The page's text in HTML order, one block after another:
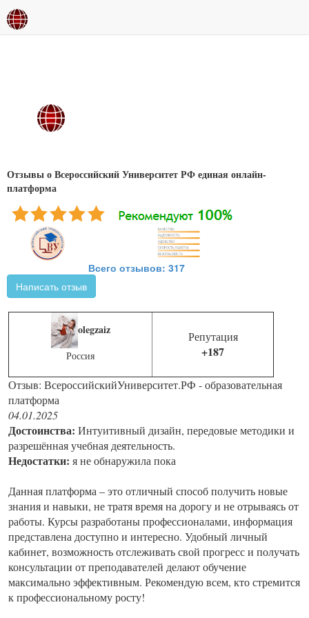
Отзывы о Всероссийский Университет РФ единая онлайн-
платформа
Всего отзывов: 317
Написать отзыв
olegzaiz
Россия
Репутация
+187
Отзыв: ВсероссийскийУниверситет.РФ - образовательная
платформа
04.01.2025
Достоинства: Интуитивный дизайн, передовые методики и
разрешённая учебная деятельность.
Недостатки: я не обнаружила пока
Данная платформа – это отличный способ получить новые
знания и навыки, не тратя время на дорогу и не отрываясь от
работы. Курсы разработаны профессионалами, информация
представлена доступно и интересно. Удобный личный
кабинет, возможность отслеживать свой прогресс и получать
консультации от преподавателей делают обучение
максимально эффективным. Рекомендую всем, кто стремится
к профессиональному росту!